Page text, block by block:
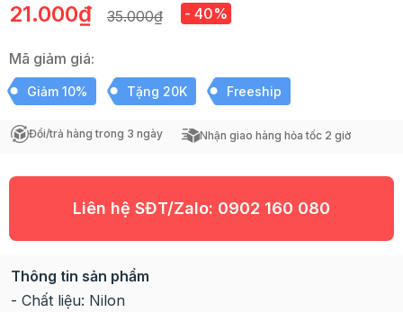
21.000₫ 35.000₫ - 40%
Mã giảm giá:
Giảm 10% Tặng 20K Freeship
Đổi/trả hàng trong 3 ngày Nhận giao hàng hỏa tốc 2 giờ
Liên hệ SĐT/Zalo: 0902 160 080
Thông tin sản phẩm
- Chất liệu: Nilon